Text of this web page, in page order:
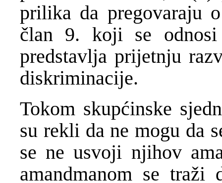
prilika da pregovaraju
član 9. koji se
predstavlja prijetnju
diskriminacije.
Tokom skupćinske
su rekli da ne mogu da
se ne usvoji njihov
amandmanom se